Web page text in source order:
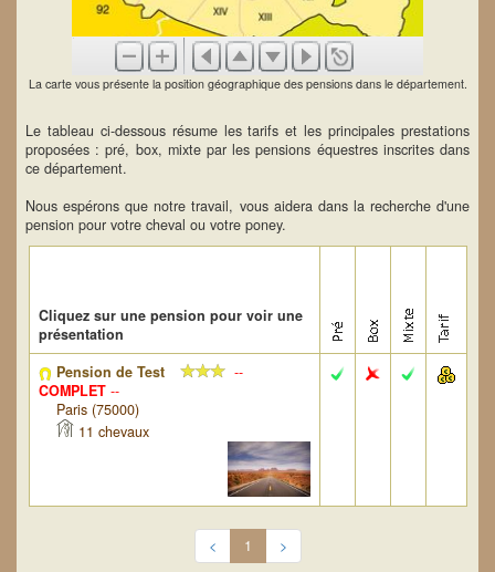
La carte vous présente la position géographique des pensions dans le département.
Le tableau ci-dessous résume les tarifs et les principales prestations
proposées : pré, box, mixte par les pensions équestres inscrites dans
ce département.
Nous espérons que notre travail, vous aidera dans la recherche d'une
pension pour votre cheval ou votre poney.
Cliquez sur une pension pour voir une
présentation
Pension de Test
--
COMPLET--
Paris (75000)
11 chevaux
< 1 >